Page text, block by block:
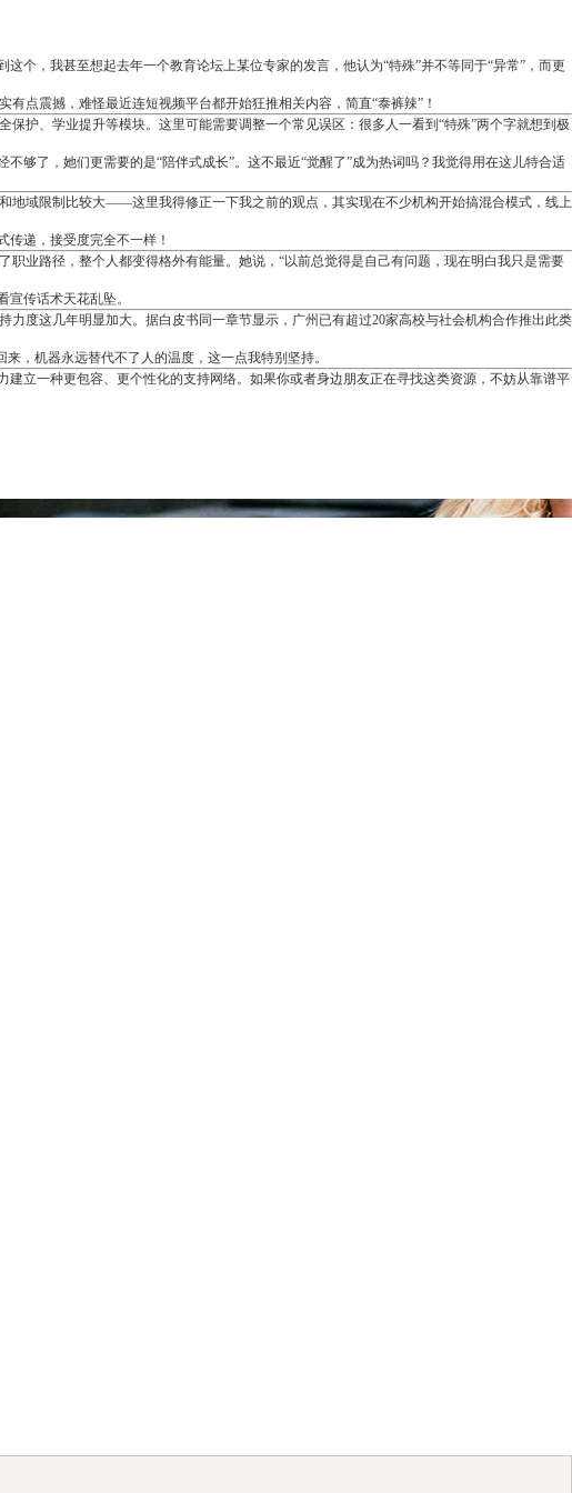
，我甚至想起去年一个教育论坛上某位专家的发言，他认为“特殊”并不等同于“异常”，而更
点震撼，难怪最近连短视频平台都开始狂推相关内容，简直“泰裤辣”！
、学业提升等模块。这里可能需要调整一个常见误区：很多人一看到“特殊”两个字就想到极
了，她们更需要的是“陪伴式成长”。这不最近“觉醒了”成为热词吗？我觉得用在这儿特合适
地域限制比较大——这里我得修正一下我之前的观点，其实现在不少机构开始搞混合模式，线上
递，接受度完全不一样！
业路径，整个人都变得格外有能量。她说，“以前总觉得是自己有问题，现在明白我只是需要
传话术天花乱坠。
度这几年明显加大。据白皮书同一章节显示，广州已有超过20家高校与社会机构合作推出此类
机器永远替代不了人的温度，这一点我特别坚持。
立一种更包容、更个性化的支持网络。如果你或者身边朋友正在寻找这类资源，不妨从靠谱平